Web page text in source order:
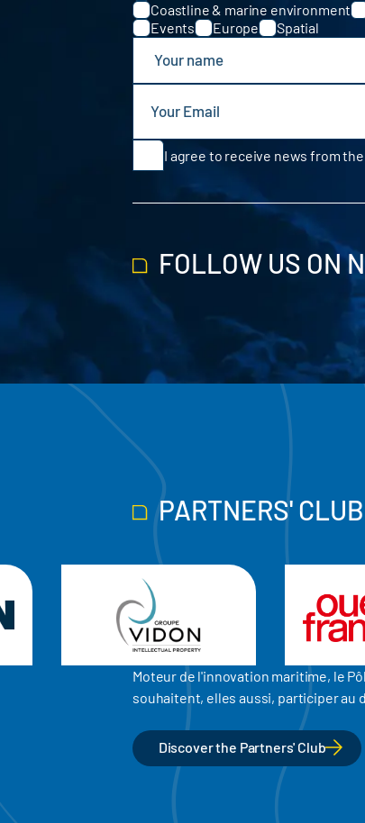
Coastline & marine environment
Events
Europe Spatial
I agree to receive news from
FOLLOW US ON
PARTNERS' CLUB
Moteur de l'innovation maritime, le
souhaitent, elles aussi, participer au
Discover the Partners' Club